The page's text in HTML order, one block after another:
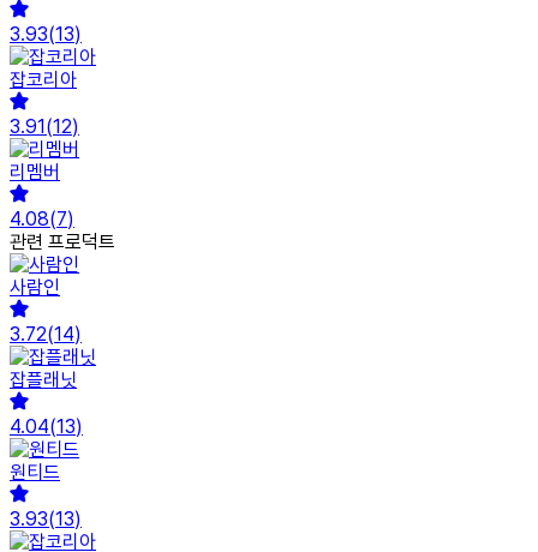
3.93(13)
잡코리아
3.91(12)
리멤버
4.08(7)
관련 프로덕트
사람인
3.72(14)
잡플래닛
4.04(13)
원티드
3.93(13)